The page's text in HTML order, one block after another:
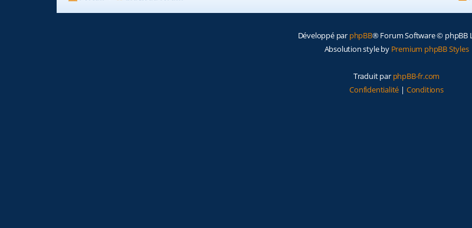
Développé par phpBB® Forum Software © phpBB
Absolution style by Premium phpBB Styles
Traduit par phpBB-fr.com
Confidentialité | Conditions